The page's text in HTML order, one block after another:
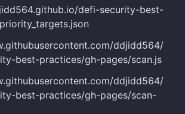
defi-security-best-
ddjidd564/
best-practices/gh-pages/scan.js
ddjidd564/
best-practices/gh-pages/scan-